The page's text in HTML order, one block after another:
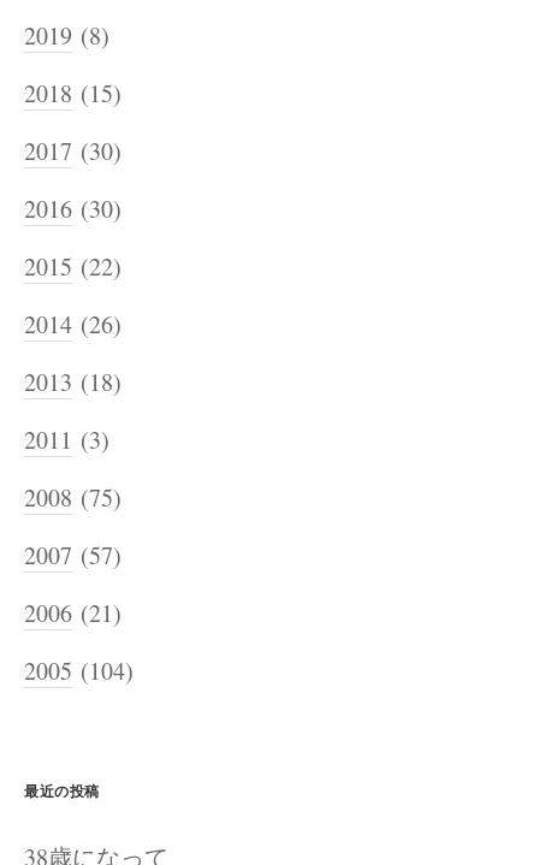
2019 (8)
2018 (15)
2017 (30)
2016 (30)
2015 (22)
2014 (26)
2013 (18)
2011 (3)
2008 (75)
2007 (57)
2006 (21)
2005 (104)
最近の投稿
38歳になって